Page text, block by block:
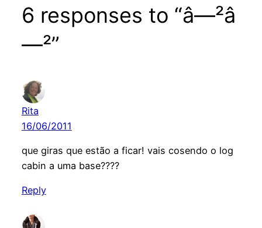
6 responses to “â—²â
—²”
Rita
16/06/2011
que giras que estão a ficar! vais cosendo o log
cabin a uma base????
Reply